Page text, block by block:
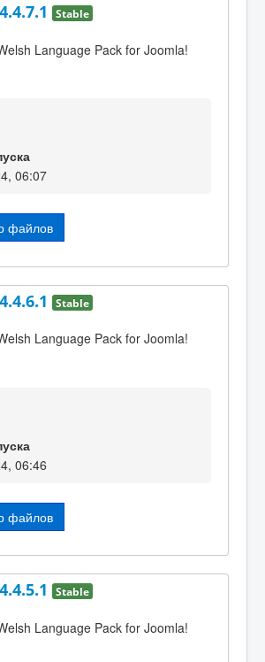
Stable
Language Pack for Joomla!
06:07
файлов
Stable
Language Pack for Joomla!
06:46
файлов
Stable
Language Pack for Joomla!